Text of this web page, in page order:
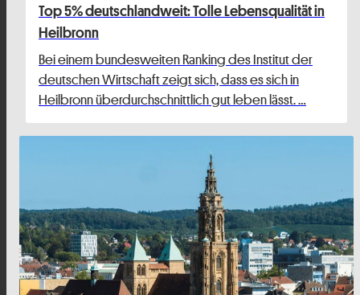
Top 5% deutschlandweit: Tolle Lebensqualität in
Heilbronn
Bei einem bundesweiten Ranking des Institut der
deutschen Wirtschaft zeigt sich, dass es sich in
Heilbronn überdurchschnittlich gut leben lässt. …